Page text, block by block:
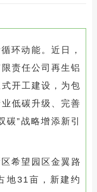
环动能。近日，
责任公司再生铝
开工建设，为包
低碳升级、完善
碳”战略增添新引
希望园区金翼路
地31亩，新建约